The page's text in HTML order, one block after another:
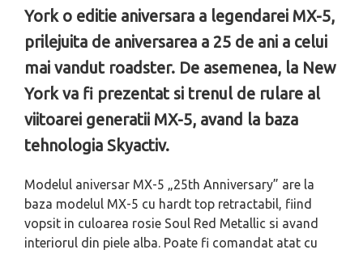
York o editie aniversara a legendarei MX-5,
prilejuita de aniversarea a 25 de ani a celui
mai vandut roadster. De asemenea, la New
York va fi prezentat si trenul de rulare al
viitoarei generatii MX-5, avand la baza
tehnologia Skyactiv.
Modelul aniversar MX-5 „25th Anniversary” are la
baza modelul MX-5 cu hardt top retractabil, fiind
vopsit in culoarea rosie Soul Red Metallic si avand
interiorul din piele alba. Poate fi comandat atat cu